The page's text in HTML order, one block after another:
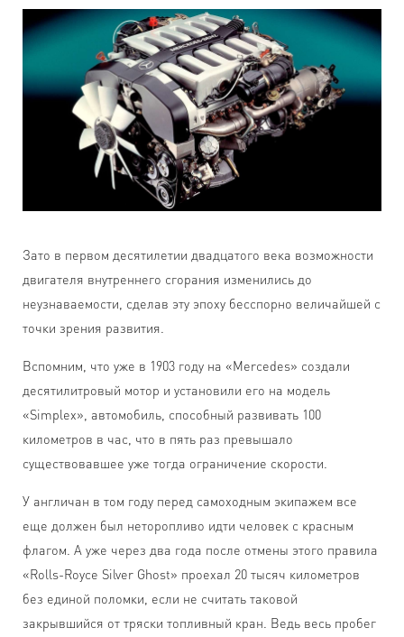
Зато в первом десятилетии двадцатого века возможности
двигателя внутреннего сгорания изменились до
неузнаваемости, сделав эту эпоху бесспорно величайшей с
точки зрения развития.
Вспомним, что уже в 1903 году на «Мercedes» создали
десятилитровый мотор и установили его на модель
«Simplex», автомобиль, способный развивать 100
километров в час, что в пять раз превышало
существовавшее уже тогда ограничение скорости.
У англичан в том году перед самоходным экипажем все
еще должен был неторопливо идти человек с красным
флагом. А уже через два года после отмены этого правила
«Rolls-Royce Silver Ghost» проехал 20 тысяч километров
без единой поломки, если не считать таковой
закрывшийся от тряски топливный кран. Ведь весь пробег